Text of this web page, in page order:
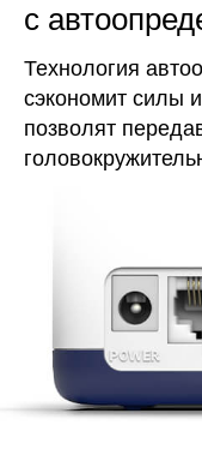
с
Технология
сэкономит силы
позволят